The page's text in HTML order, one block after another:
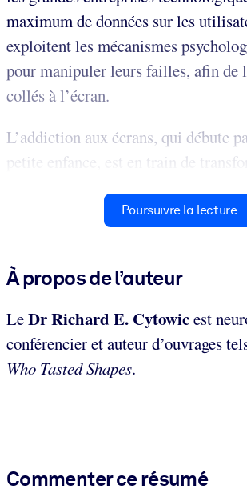
maximum de données sur les
exploitent les mécanismes
pour manipuler leurs failles, afin de
collés à l’écran.
L’addiction aux écrans, qui débute
petite enfance, est en train de
Poursuivre la lecture
À propos de l’auteur
LeDr Richard E. Cytowicest
conférencier et auteur d’ouvrages
Who Tasted Shapes.
Commenter ce résumé